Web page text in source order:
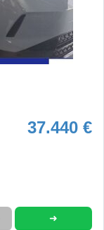
37.440 €
➜